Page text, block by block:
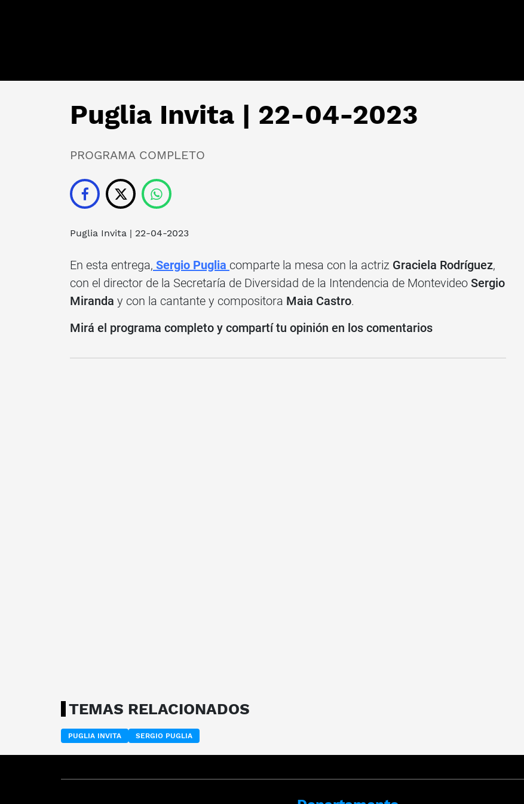
Puglia Invita | 22-04-2023
PROGRAMA COMPLETO
Puglia Invita | 22-04-2023
En esta entrega, Sergio Puglia comparte la mesa con la actriz Graciela Rodríguez,
con el director de la Secretaría de Diversidad de la Intendencia de Montevideo Sergio
Miranda y con la cantante y compositora Maia Castro.
Mirá el programa completo y compartí tu opinión en los comentarios
TEMAS RELACIONADOS
PUGLIA INVITA SERGIO PUGLIA